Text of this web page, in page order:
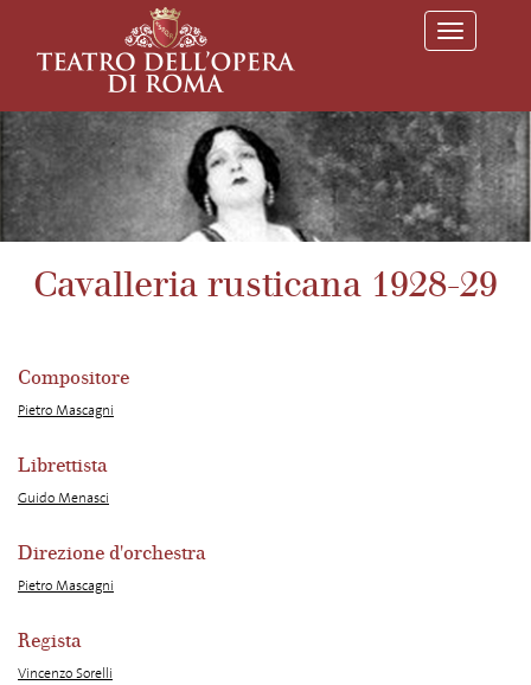
T
o
l
n
a
v
i
g
i
Cavalleria rusticana 1928-29
Compositore
Pietro Mascagni
Librettista
Guido Menasci
Direzione d'orchestra
Pietro Mascagni
Regista
Vincenzo Sorelli